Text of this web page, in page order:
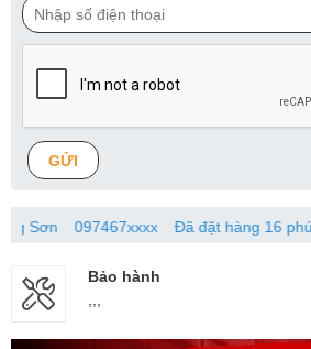
GỬI
097467xxxx Đã đặt hàng 16 phút trước
Bảo hành